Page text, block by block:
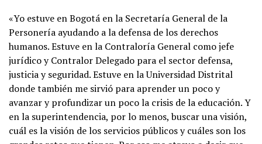
«Yo estuve en Bogotá en la Secretaría General de la
Personería ayudando a la defensa de los derechos
humanos. Estuve en la Contraloría General como jefe
jurídico y Contralor Delegado para el sector defensa,
justicia y seguridad. Estuve en la Universidad Distrital
donde también me sirvió para aprender un poco y
avanzar y profundizar un poco la crisis de la educación. Y
en la superintendencia, por lo menos, buscar una visión,
cuál es la visión de los servicios públicos y cuáles son los